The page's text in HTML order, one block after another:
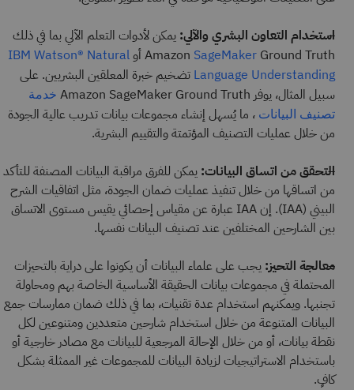
استخدام التعاون البشري والآلي: يمكن لأدوات التعلم الآلي بما في ذلك
Amazon SageMaker Ground Truth أو
IBM Watson® Natural
Language Understanding تضخيم خبرة المعلقين البشريين. على
سبيل المثال، يوفر Amazon SageMaker Ground Truth
خدمة
تصنيف البيانات ، ما يُسهل إنشاء مجموعات بيانات تدريب عالية الجودة
من خلال عمليات التصنيف المؤتمتة والتقييم البشرية.
التحقق من اتساق البيانات: يمكن للفرق مراقبة البيانات المصنفة للتأكد
من اتساقها من خلال تنفيذ عمليات ضمان الجودة، مثل اتفاقيات الشرح
البيني (IAA). إن IAA عبارة عن مقياس إحصائي يقيس مستوى الاتساق
بين الشارحين المختلفين عند تصنيف البيانات نفسها.
معالجة التحيز: يجب على علماء البيانات أن يكونوا على دراية بالتحيزات
المحتملة في مجموعات بيانات الحقيقة الأساسية الخاصة بهم ومحاولة
تجنبها. ويمكنهم استخدام عدة تقنيات، بما في ذلك ضمان ممارسات جمع
البيانات المتنوعة من خلال استخدام شارحين متعددين ومتنوعين لكل
نقطة بيانات، أو من خلال الإحالة المرجعية للبيانات مع مصادر خارجية أو
باستخدام الاستراتيجيات لزيادة البيانات للمجموعات غير الممثلة بشكل
كافٍ.